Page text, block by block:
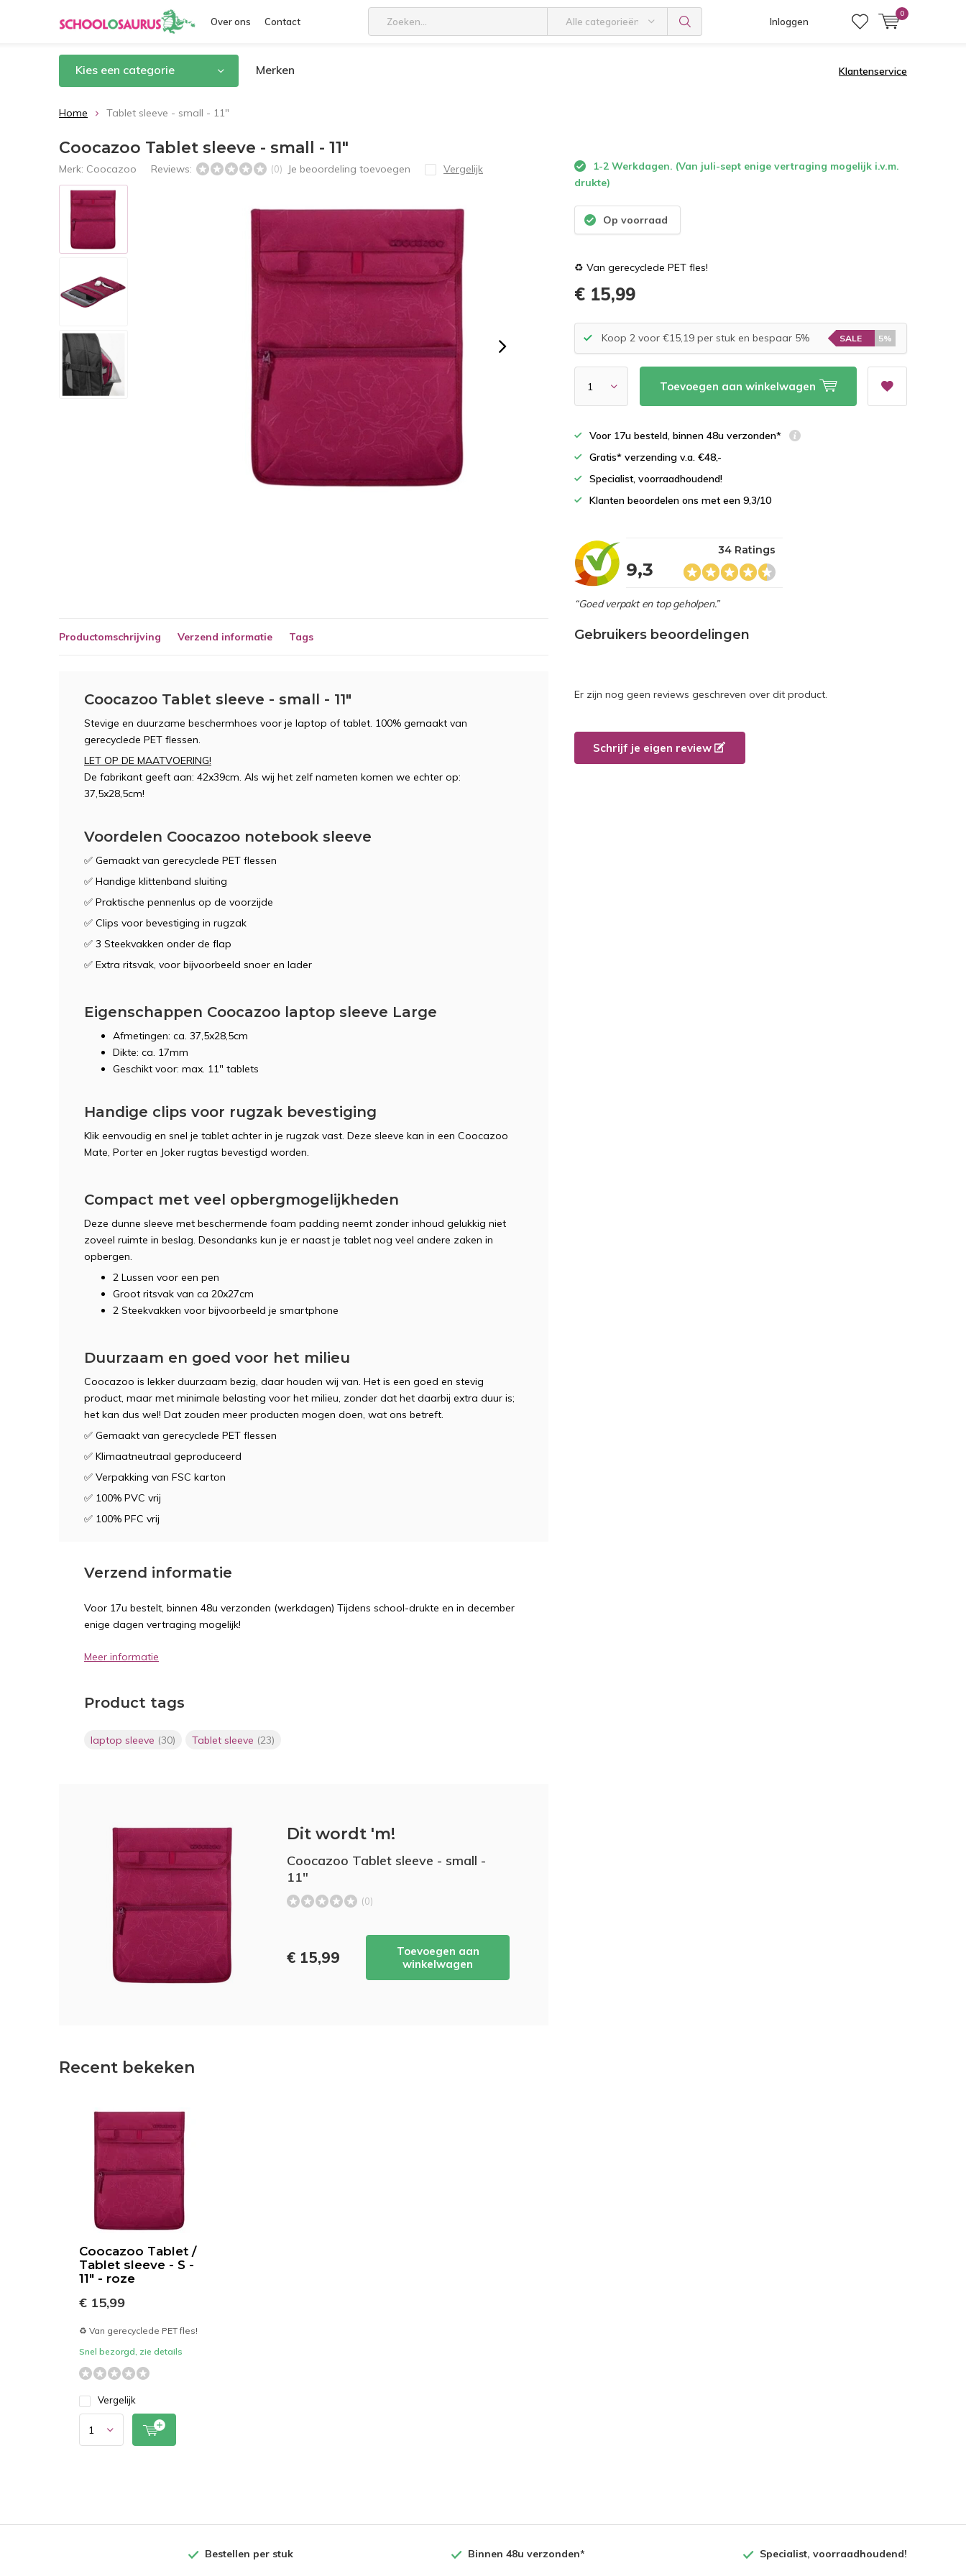
Over ons Contact Alle categorieën Inloggen
0
Kies een categorie Merken Klantenservice
Home Tablet sleeve - small - 11"
Coocazoo Tablet sleeve - small - 11"
Merk: Coocazoo Reviews: (0) Je beoordeling toevoegen Vergelijk
1-2 Werkdagen. (Van juli-sept enige vertraging mogelijk i.v.m.
drukte)
Op voorraad
♻️ Van gerecyclede PET fles!
€ 15,99
Koop 2 voor €15,19 per stuk en bespaar 5% SALE 5%
Toevoegen aan winkelwagen
Voor 17u besteld, binnen 48u verzonden*
Gratis* verzending v.a. €48,-
Specialist, voorraadhoudend!
Klanten beoordelen ons met een 9,3/10
9,3
34 Ratings
“Goed verpakt en top geholpen.”
Productomschrijving Verzend informatie Tags
Coocazoo Tablet sleeve - small - 11"
Stevige en duurzame beschermhoes voor je laptop of tablet. 100% gemaakt van
gerecyclede PET flessen.
LET OP DE MAATVOERING!
De fabrikant geeft aan: 42x39cm. Als wij het zelf nameten komen we echter op:
37,5x28,5cm!
Voordelen Coocazoo notebook sleeve
✅ Gemaakt van gerecyclede PET flessen
✅ Handige klittenband sluiting
✅ Praktische pennenlus op de voorzijde
✅ Clips voor bevestiging in rugzak
✅ 3 Steekvakken onder de flap
✅ Extra ritsvak, voor bijvoorbeeld snoer en lader
Eigenschappen Coocazoo laptop sleeve Large
Afmetingen: ca. 37,5x28,5cm
Dikte: ca. 17mm
Geschikt voor: max. 11" tablets
Handige clips voor rugzak bevestiging
Klik eenvoudig en snel je tablet achter in je rugzak vast. Deze sleeve kan in een Coocazoo
Mate, Porter en Joker rugtas bevestigd worden.
Compact met veel opbergmogelijkheden
Deze dunne sleeve met beschermende foam padding neemt zonder inhoud gelukkig niet
zoveel ruimte in beslag. Desondanks kun je er naast je tablet nog veel andere zaken in
opbergen.
2 Lussen voor een pen
Groot ritsvak van ca 20x27cm
2 Steekvakken voor bijvoorbeeld je smartphone
Duurzaam en goed voor het milieu
Coocazoo is lekker duurzaam bezig, daar houden wij van. Het is een goed en stevig
product, maar met minimale belasting voor het milieu, zonder dat het daarbij extra duur is;
het kan dus wel! Dat zouden meer producten mogen doen, wat ons betreft.
✅ Gemaakt van gerecyclede PET flessen
✅ Klimaatneutraal geproduceerd
✅ Verpakking van FSC karton
✅ 100% PVC vrij
✅ 100% PFC vrij
Verzend informatie
Voor 17u bestelt, binnen 48u verzonden (werkdagen) Tijdens school-drukte en in december
enige dagen vertraging mogelijk!
Meer informatie
Product tags
laptop sleeve (30) Tablet sleeve (23)
Dit wordt 'm!
Coocazoo Tablet sleeve - small -
11"
(0)
€ 15,99
Toevoegen aan
winkelwagen
Gebruikers beoordelingen
Er zijn nog geen reviews geschreven over dit product.
Schrijf je eigen review
Recent bekeken
Coocazoo Tablet /
Tablet sleeve - S -
11" - roze
€ 15,99
♻️ Van gerecyclede PET fles!
Snel bezorgd, zie details
Vergelijk
Bestellen per stuk Binnen 48u verzonden* Specialist, voorraadhoudend!